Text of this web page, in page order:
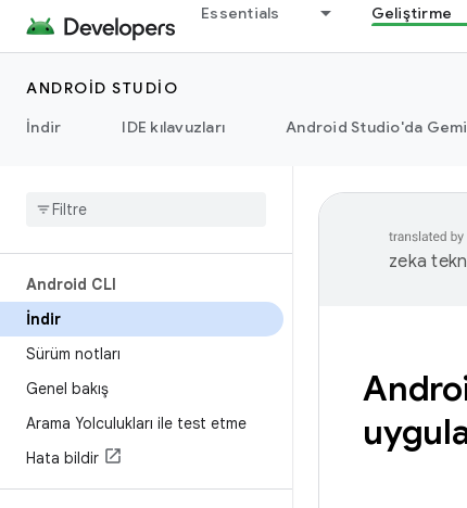
Essentials Geliştirme
ANDROID STUDIO
İndir
IDE kılavuzları Android Studio'da
Android CLI
İndir
Sürüm notları
Genel bakış
Arama Yolculukları ile test etme
Hata bildir
zeka